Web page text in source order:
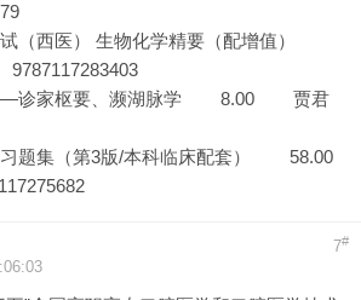
试（西医） 生物化学精要（配增值）
——诊家枢要、濒湖脉学 8.00 贾君
习题集（第3版/本科临床配套） 58.00
7#